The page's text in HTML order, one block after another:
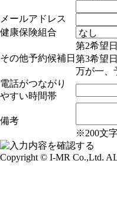
メールアドレス
健康保険組合
その他予約候補日
第2希望日
第3希望日
万が一、
電話がつながり
やすい時間帯
備考
※200文
Copyright © I-MR Co.,Ltd.